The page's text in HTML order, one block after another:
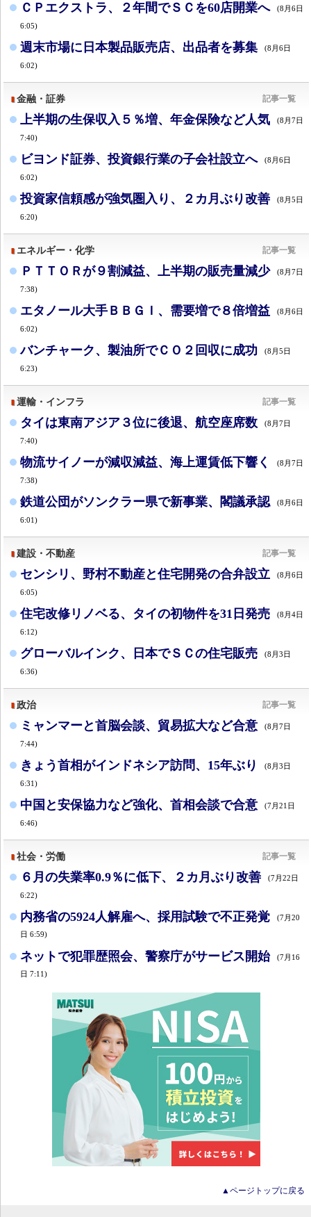
ＣＰエクストラ、２年間でＳＣを60店開業へ (8月6日
6:05)
週末市場に日本製品販売店、出品者を募集 (8月6日
6:02)
金融・証券 記事一覧
上半期の生保収入５％増、年金保険など人気 (8月7日
7:40)
ビヨンド証券、投資銀行業の子会社設立へ (8月6日
6:02)
投資家信頼感が強気圏入り、２カ月ぶり改善 (8月5日
6:20)
エネルギー・化学 記事一覧
ＰＴＴＯＲが９割減益、上半期の販売量減少 (8月7日
7:38)
エタノール大手ＢＢＧＩ、需要増で８倍増益 (8月6日
6:02)
バンチャーク、製油所でＣＯ２回収に成功 (8月5日
6:23)
運輸・インフラ 記事一覧
タイは東南アジア３位に後退、航空座席数 (8月7日
7:40)
物流サイノーが減収減益、海上運賃低下響く (8月7日
7:38)
鉄道公団がソンクラー県で新事業、閣議承認 (8月6日
6:01)
建設・不動産 記事一覧
センシリ、野村不動産と住宅開発の合弁設立 (8月6日
6:05)
住宅改修リノベる、タイの初物件を31日発売 (8月4日
6:12)
グローバルインク、日本でＳＣの住宅販売 (8月3日
6:36)
政治 記事一覧
ミャンマーと首脳会談、貿易拡大など合意 (8月7日
7:44)
きょう首相がインドネシア訪問、15年ぶり (8月3日
6:31)
中国と安保協力など強化、首相会談で合意 (7月21日
6:46)
社会・労働 記事一覧
６月の失業率0.9％に低下、２カ月ぶり改善 (7月22日
6:22)
内務省の5924人解雇へ、採用試験で不正発覚
(7月20
日 6:59)
ネットで犯罪歴照会、警察庁がサービス開始
(7月16
日 7:11)
▲ページトップに戻る